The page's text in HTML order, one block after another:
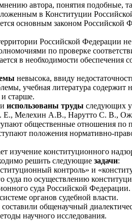
автора, понятия подобные,
в Конституции
основным законом
Российской Федерации
по проверке
в необходимости
невысока, ввиду
учебная литература
старше.
использованы труды следующих
Е., Мелехин А.В., Нарутто С. В.,
общественные отношения по
положения нормативно-
изучение конституционного
решить следующие задачи:
контроль» и
суда по осуществлению
суда Российской Федерации.
органов судебной власти.
составили общенаучный
научного исследования.